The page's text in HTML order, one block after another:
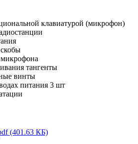
клавиатурой (микрофон)
тангенты
винты
питания 3 шт
(401.63 КБ)